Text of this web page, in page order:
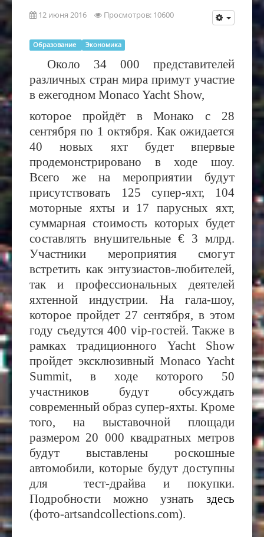
12 июня 2016 Просмотров: 10600
Образование Экономика
Около 34 000 представителей
различных стран мира примут участие
в ежегодном Monaco Yacht Show,
которое пройдёт в Монако с 28
сентября по 1 октября. Как ожидается
40 новых яхт будет впервые
продемонстрировано в ходе шоу.
Всего же на мероприятии будут
присутствовать 125 супер-яхт, 104
моторные яхты и 17 парусных яхт,
суммарная стоимость которых будет
составлять внушительные € 3 млрд.
Участники мероприятия смогут
встретить как энтузиастов-любителей,
так и профессиональных деятелей
яхтенной индустрии. На гала-шоу,
которое пройдет 27 сентября, в этом
году съедутся 400 vip-гостей. Также в
рамках традиционного Yacht Show
пройдет эксклюзивный Monaco Yacht
Summit, в ходе которого 50
участников будут обсуждать
современный образ супер-яхты. Кроме
того, на выставочной площади
размером 20 000 квадратных метров
будут выставлены роскошные
автомобили, которые будут доступны
для тест-драйва и покупки.
Подробности можно узнать здесь
(фото-artsandcollections.com).